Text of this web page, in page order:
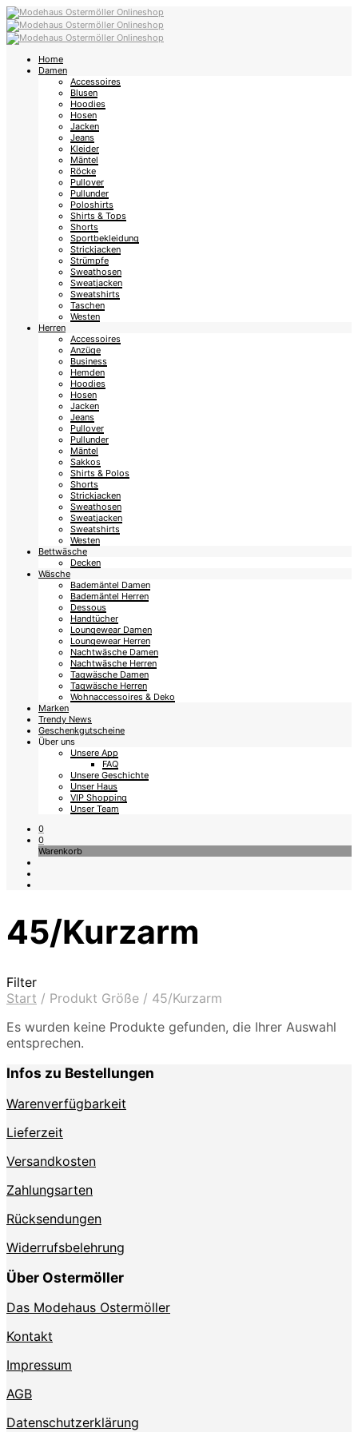
Home
Damen
Accessoires
Blusen
Hoodies
Hosen
Jacken
Jeans
Kleider
Mäntel
Röcke
Pullover
Pullunder
Poloshirts
Shirts & Tops
Shorts
Sportbekleidung
Strickjacken
Strümpfe
Sweathosen
Sweatjacken
Sweatshirts
Taschen
Westen
Herren
Accessoires
Anzüge
Business
Hemden
Hoodies
Hosen
Jacken
Jeans
Pullover
Pullunder
Mäntel
Sakkos
Shirts & Polos
Shorts
Strickjacken
Sweathosen
Sweatjacken
Sweatshirts
Westen
Bettwäsche
Decken
Wäsche
Bademäntel Damen
Bademäntel Herren
Dessous
Handtücher
Loungewear Damen
Loungewear Herren
Nachtwäsche Damen
Nachtwäsche Herren
Tagwäsche Damen
Tagwäsche Herren
Wohnaccessoires & Deko
Marken
Trendy News
Geschenkgutscheine
Über uns
Unsere App
FAQ
Unsere Geschichte
Unser Haus
VIP Shopping
Unser Team
0
0
Warenkorb
45/Kurzarm
Filter
Start / Produkt Größe / 45/Kurzarm
Es wurden keine Produkte gefunden, die Ihrer Auswahl
entsprechen.
Infos zu Bestellungen
Warenverfügbarkeit
Lieferzeit
Versandkosten
Zahlungsarten
Rücksendungen
Widerrufsbelehrung
Über Ostermöller
Das Modehaus Ostermöller
Kontakt
Impressum
AGB
Datenschutzerklärung